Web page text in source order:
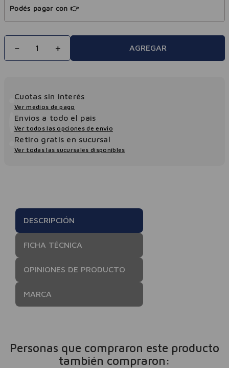
Podés pagar con 👉
＋
－ AGREGAR
Cuotas sin interés
Ver medios de pago
Envios a todo el pais
Ver todos las opciones de envio
Retiro gratis en sucursal
Ver todas las sucursales disponibles
DESCRIPCIÓN
FICHA TÉCNICA
OPINIONES DE PRODUCTO
MARCA
Personas que compraron este producto
también compraron: